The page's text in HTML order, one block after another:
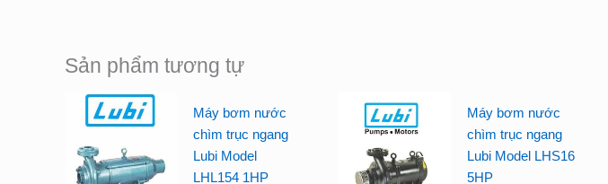
Sản phẩm tương tự
Máy bơm nước
chìm trục ngang
Lubi Model
LHL154 1HP
Máy bơm nước
chìm trục ngang
Lubi Model LHS16
5HP